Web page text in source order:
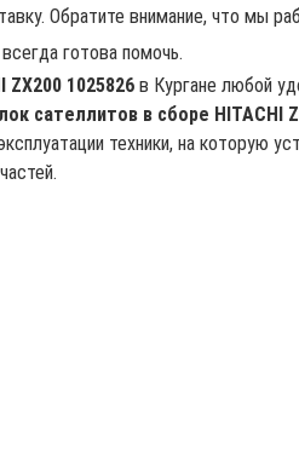
Обратите внимание, что мы
готова помочь.
ZX200 1025826 в Кургане любой
сателлитов в сборе HITACHI
техники, на которую